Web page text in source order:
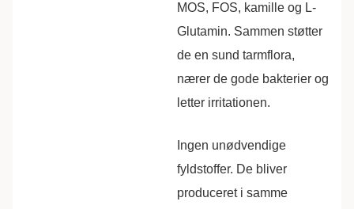
MOS, FOS, kamille og L-
Glutamin. Sammen støtter
de en sund tarmflora,
nærer de gode bakterier og
letter irritationen.
Ingen unødvendige
fyldstoffer. De bliver
produceret i samme